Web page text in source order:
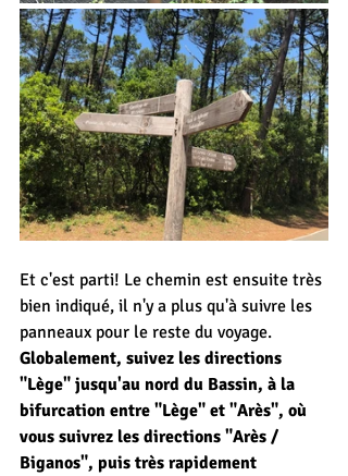
Et c'est parti! Le chemin est ensuite très
bien indiqué, il n'y a plus qu'à suivre les
panneaux pour le reste du voyage.
Globalement, suivez les directions
"Lège" jusqu'au nord du Bassin, à la
bifurcation entre "Lège" et "Arès", où
vous suivrez les directions "Arès /
Biganos", puis très rapidement